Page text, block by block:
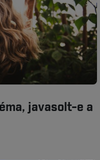
javasolt-e a